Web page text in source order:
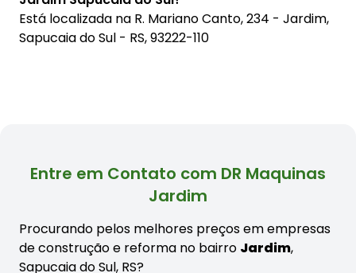
Está localizada na R. Mariano Canto, 234 - Jardim,
Sapucaia do Sul - RS, 93222-110
Entre em Contato com DR Maquinas
Jardim
Procurando pelos melhores preços em empresas
de construção e reforma no bairro Jardim,
Sapucaia do Sul, RS?